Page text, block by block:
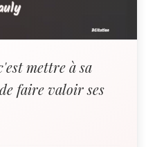
mettre à sa
faire valoir ses